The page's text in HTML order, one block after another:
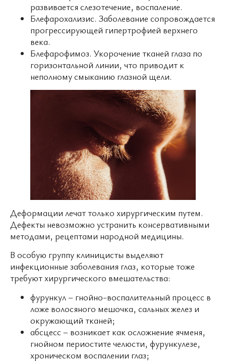
развивается слезотечение, воспаление.
Блефарохализис. Заболевание сопровождается
прогрессирующей гипертрофией верхнего
века.
Блефарофимоз. Укорочение тканей глаза по
горизонтальной линии, что приводит к
неполному смыканию глазной щели.
Деформации лечат только хирургическим путем.
Дефекты невозможно устранить консервативными
методами, рецептами народной медицины.
В особую группу клиницисты выделяют
инфекционные заболевания глаз, которые тоже
требуют хирургического вмешательства:
фурункул – гнойно-воспалительный процесс в
ложе волосяного мешочка, сальных желез и
окружающий тканей;
абсцесс – возникает как осложнение ячменя,
гнойном периостите челюсти, фурункулезе,
хроническом воспалении глаз;